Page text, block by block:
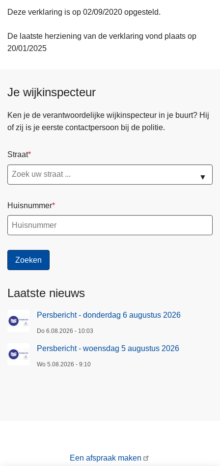
Deze verklaring is op 02/09/2020 opgesteld.
De laatste herziening van de verklaring vond plaats op
20/01/2025
Je wijkinspecteur
Ken je de verantwoordelijke wijkinspecteur in je buurt? Hij
of zij is je eerste contactpersoon bij de politie.
Straat
▼
Huisnummer
Laatste nieuws
Persbericht - donderdag 6 augustus 2026
Do 6.08.2026 - 10:03
Persbericht - woensdag 5 augustus 2026
Wo 5.08.2026 - 9:10
Een afspraak maken